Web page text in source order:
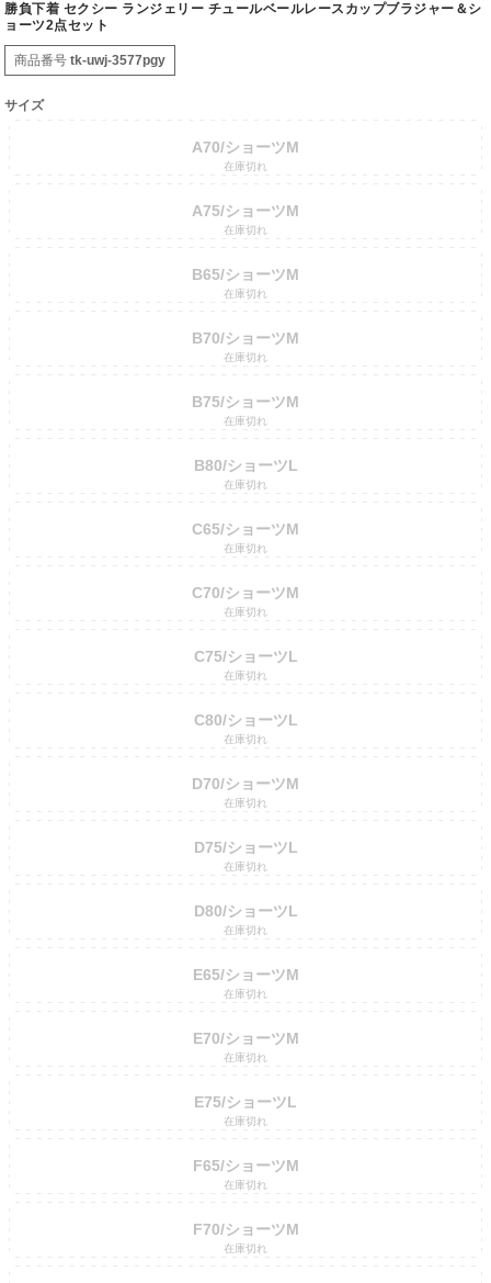
勝負下着 セクシー ランジェリー チュールベールレースカップブラジャー＆シ
ョーツ2点セット
商品番号 tk-uwj-3577pgy
サイズ
A70/ショーツM
在庫切れ
A75/ショーツM
在庫切れ
B65/ショーツM
在庫切れ
B70/ショーツM
在庫切れ
B75/ショーツM
在庫切れ
B80/ショーツL
在庫切れ
C65/ショーツM
在庫切れ
C70/ショーツM
在庫切れ
C75/ショーツL
在庫切れ
C80/ショーツL
在庫切れ
D70/ショーツM
在庫切れ
D75/ショーツL
在庫切れ
D80/ショーツL
在庫切れ
E65/ショーツM
在庫切れ
E70/ショーツM
在庫切れ
E75/ショーツL
在庫切れ
F65/ショーツM
在庫切れ
F70/ショーツM
在庫切れ